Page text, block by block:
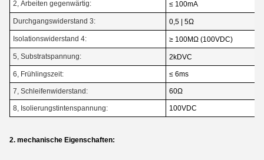
2, Arbeiten gegenwärtig: ≤ 100mA
Durchgangswiderstand 3: 0,5 | 5Ω
Isolationswiderstand 4: ≥ 100MΩ (100VDC)
5, Substratspannung: 2kDVC
6, Frühlingszeit: ≤ 6ms
7, Schleifenwiderstand: 60Ω
8, Isolierungstintenspannung: 100VDC
2. mechanische Eigenschaften: